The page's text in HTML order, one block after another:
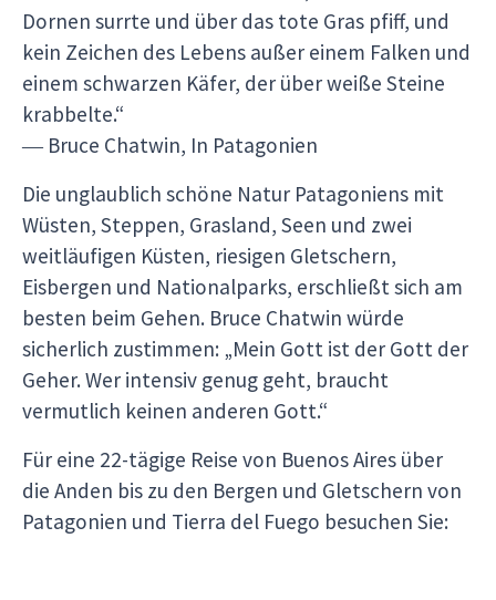
Dornen surrte und über das tote Gras pfiff, und
kein Zeichen des Lebens außer einem Falken und
einem schwarzen Käfer, der über weiße Steine
krabbelte.“
― Bruce Chatwin, In Patagonien
Die unglaublich schöne Natur Patagoniens mit
Wüsten, Steppen, Grasland, Seen und zwei
weitläufigen Küsten, riesigen Gletschern,
Eisbergen und Nationalparks, erschließt sich am
besten beim Gehen. Bruce Chatwin würde
sicherlich zustimmen: „Mein Gott ist der Gott der
Geher. Wer intensiv genug geht, braucht
vermutlich keinen anderen Gott.“
Für eine 22-tägige Reise von Buenos Aires über
die Anden bis zu den Bergen und Gletschern von
Patagonien und Tierra del Fuego besuchen Sie: